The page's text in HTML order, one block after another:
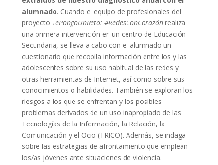
alumnado. Cuando el equipo de profesionales del
proyecto TePongoUnReto: #RedesConCorazónrealiza
una primera intervención en un centro de Educación
Secundaria, se lleva a cabo con el alumnado un
cuestionario que recopila información entre los y las
adolescentes sobre su uso habitual de las redes y
otras herramientas de Internet, así como sobre sus
conocimientos o habilidades. También se exploran los
riesgos a los que se enfrentan y los posibles
problemas derivados de un uso inapropiado de las
Tecnologías de la Información, la Relación, la
Comunicación y el Ocio (TRICO). Además, se indaga
sobre las estrategias de afrontamiento que emplean
los/as jóvenes ante situaciones de violencia.